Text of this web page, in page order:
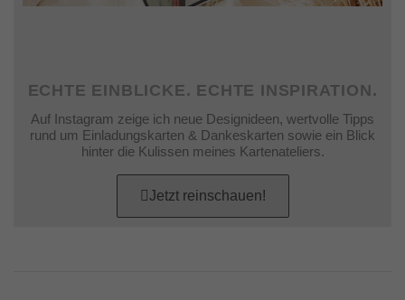
ECHTE EINBLICKE. ECHTE INSPIRATION.
Auf Instagram zeige ich neue Designideen, wertvolle Tipps
rund um Einladungskarten & Dankeskarten sowie ein Blick
hinter die Kulissen meines Kartenateliers.
Jetzt reinschauen!